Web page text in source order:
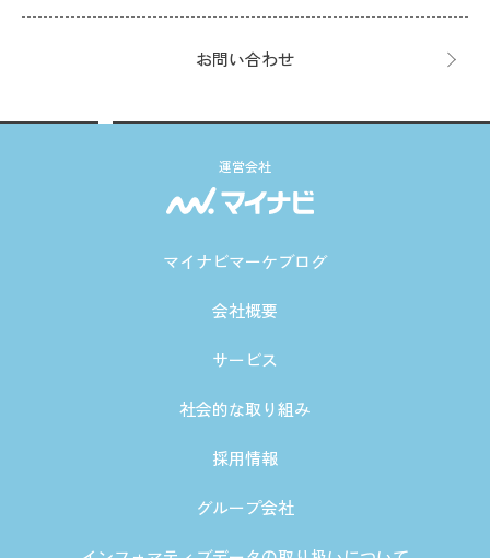
お問い合わせ
運営会社
マイナビマーケブログ
会社概要
サービス
社会的な取り組み
採用情報
グループ会社